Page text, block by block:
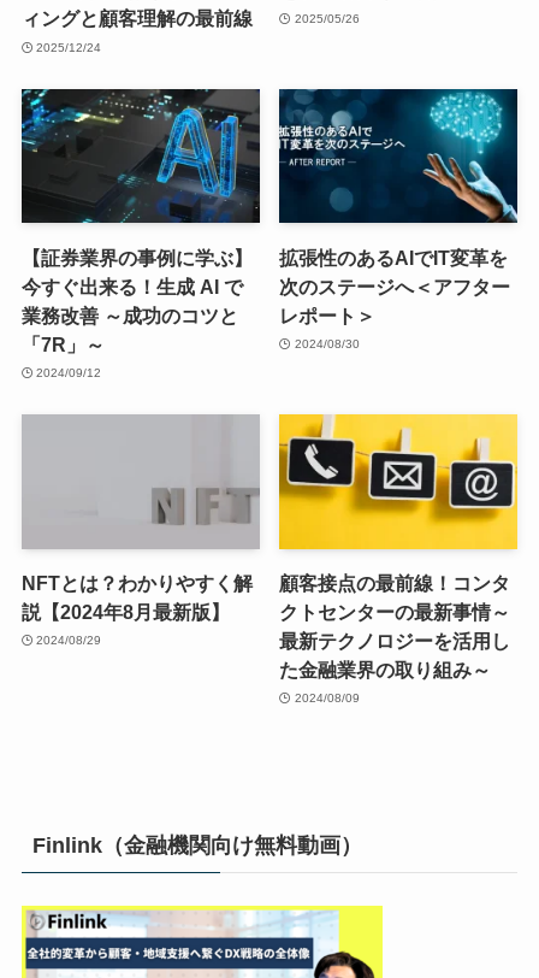
ィングと顧客理解の最前線
2025/12/24
2025/05/26
【証券業界の事例に学ぶ】
今すぐ出来る！生成 AI で
業務改善 ～成功のコツと
「7R」～
2024/09/12
拡張性のあるAIでIT変革を
次のステージへ＜アフター
レポート＞
2024/08/30
NFTとは？わかりやすく解
説【2024年8月最新版】
2024/08/29
顧客接点の最前線！コンタ
クトセンターの最新事情～
最新テクノロジーを活用し
た金融業界の取り組み～
2024/08/09
Finlink（金融機関向け無料動画）